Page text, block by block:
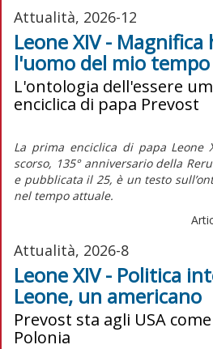
Attualità, 2026-12
Leone XIV -
l'uomo del mio tempo
L'ontologia dell'essere
enciclica di papa Prevost
La prima enciclica di papa Leone
scorso, 135° anniversario della
e pubblicata il 25, è un testo
nel tempo attuale.
Attualità, 2026-8
Leone XIV - Politica
Leone, un americano
Prevost sta agli USA
Polonia